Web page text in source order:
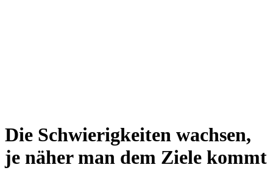
Die Schwierigkeiten wachsen,
je näher man dem Ziele kommt